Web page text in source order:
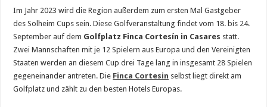
Im Jahr 2023 wird die Region außerdem zum ersten Mal Gastgeber
des Solheim Cups sein. Diese Golfveranstaltung findet vom 18. bis 24.
September auf dem Golfplatz Finca Cortesín in Casares statt.
Zwei Mannschaften mit je 12 Spielern aus Europa und den Vereinigten
Staaten werden an diesem Cup drei Tage lang in insgesamt 28 Spielen
gegeneinander antreten. Die Finca Cortesin selbst liegt direkt am
Golfplatz und zählt zu den besten Hotels Europas.